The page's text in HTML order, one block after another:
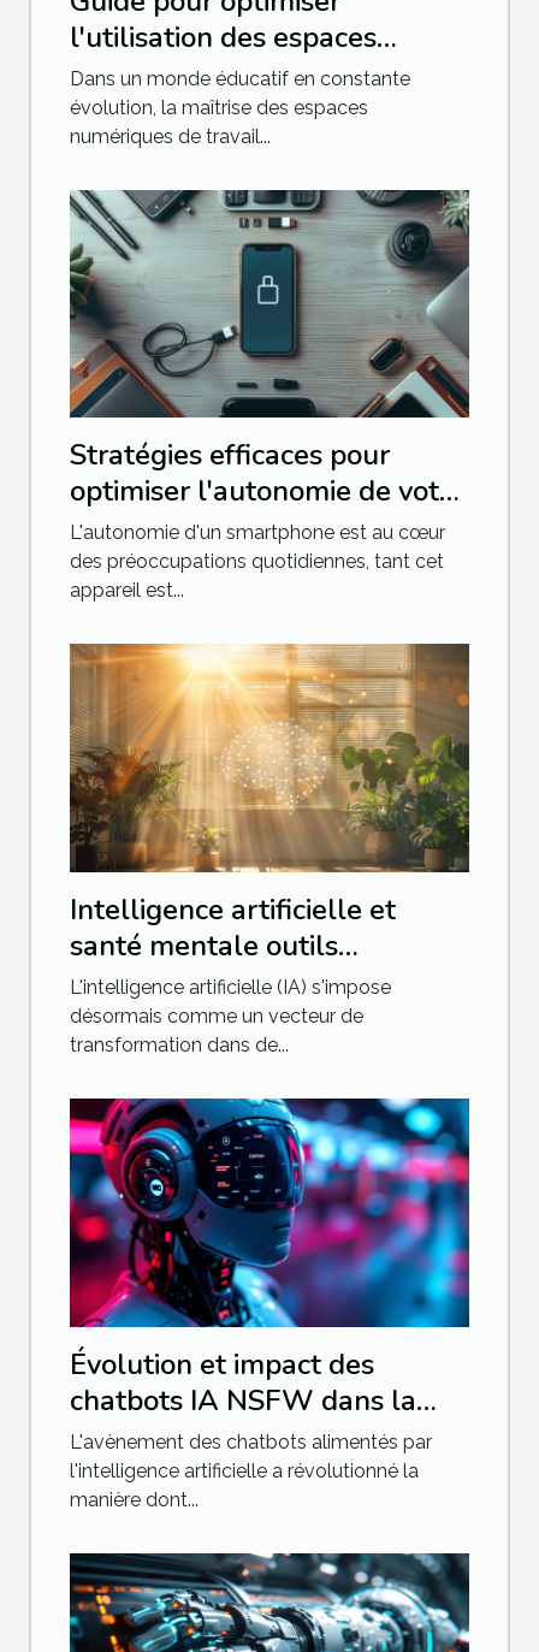
l'utilisation des espaces
numériques de travail en
éducation
Dans un monde éducatif en constante
évolution, la maîtrise des espaces
numériques de travail...
Stratégies efficaces pour
optimiser l'autonomie de votre
smartphone
L'autonomie d'un smartphone est au cœur
des préoccupations quotidiennes, tant cet
appareil est...
Intelligence artificielle et
santé mentale outils
innovants pour le bien-être
psychologique
L'intelligence artificielle (IA) s'impose
désormais comme un vecteur de
transformation dans de...
Évolution et impact des
chatbots IA NSFW dans la
communication moderne
L'avènement des chatbots alimentés par
l'intelligence artificielle a révolutionné la
manière dont...